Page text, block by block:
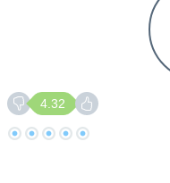
4.32